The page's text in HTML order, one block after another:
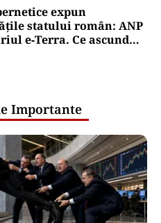
expun
statului român: ANP
e‑Terra. Ce ascund
Importante